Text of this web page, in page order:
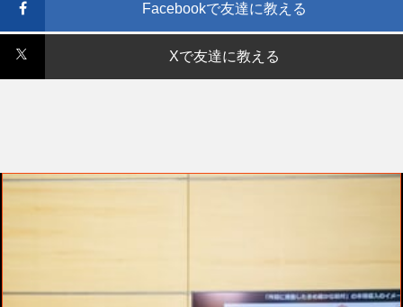
Facebookで友達に教える
Xで友達に教える